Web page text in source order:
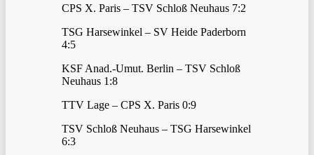
CPS X. Paris – TSV Schloß Neuhaus 7:2
TSG Harsewinkel – SV Heide Paderborn
4:5
KSF Anad.-Umut. Berlin – TSV Schloß
Neuhaus 1:8
TTV Lage – CPS X. Paris 0:9
TSV Schloß Neuhaus – TSG Harsewinkel
6:3